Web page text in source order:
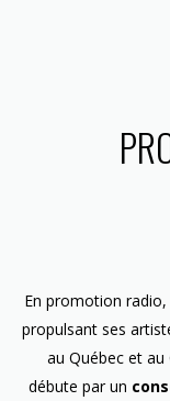
En promotion radio,
propulsant ses
au Québec et
débute par un